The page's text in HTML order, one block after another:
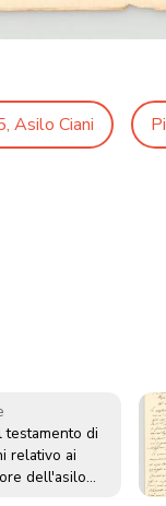
Asilo Ciani
testamento di
relativo ai
dell'asilo